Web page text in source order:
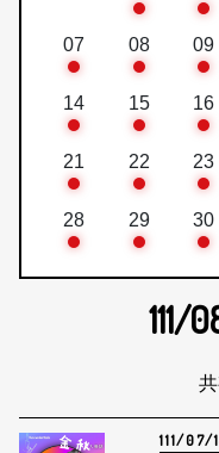
07 08 09
14 15 16
21 22 23
28 29 30
111/
111/07/